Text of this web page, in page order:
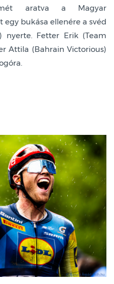
aratva a Magyar
egy bukása ellenére a svéd
nyerte. Fetter Erik (Team
Attila (Bahrain Victorious)